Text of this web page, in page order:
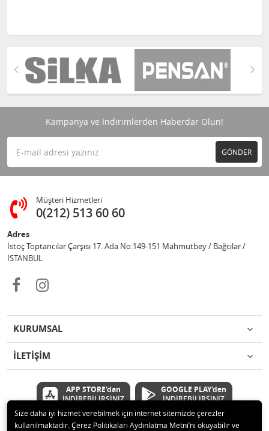
Kampanya ve İndirimlerden Haberdar Olun!
GÖNDER
Müşteri Hizmetleri
0(212) 513 60 60
Adres
İstoç Toptancılar Çarşısı 17. Ada No:149-151 Mahmutbey / Bağcılar /
İSTANBUL
KURUMSAL
İLETİŞİM
APP STORE'dan
İNDİREBİLİRSİNİZ
GOOGLE PLAY'den
İNDİREBİLİRSİNİZ
Size daha iyi hizmet verebilmek için internet sitemizde çerezler
kullanılmaktadır. Çerez Politikaları Aydınlatma Metni’ni okuyabilir ve